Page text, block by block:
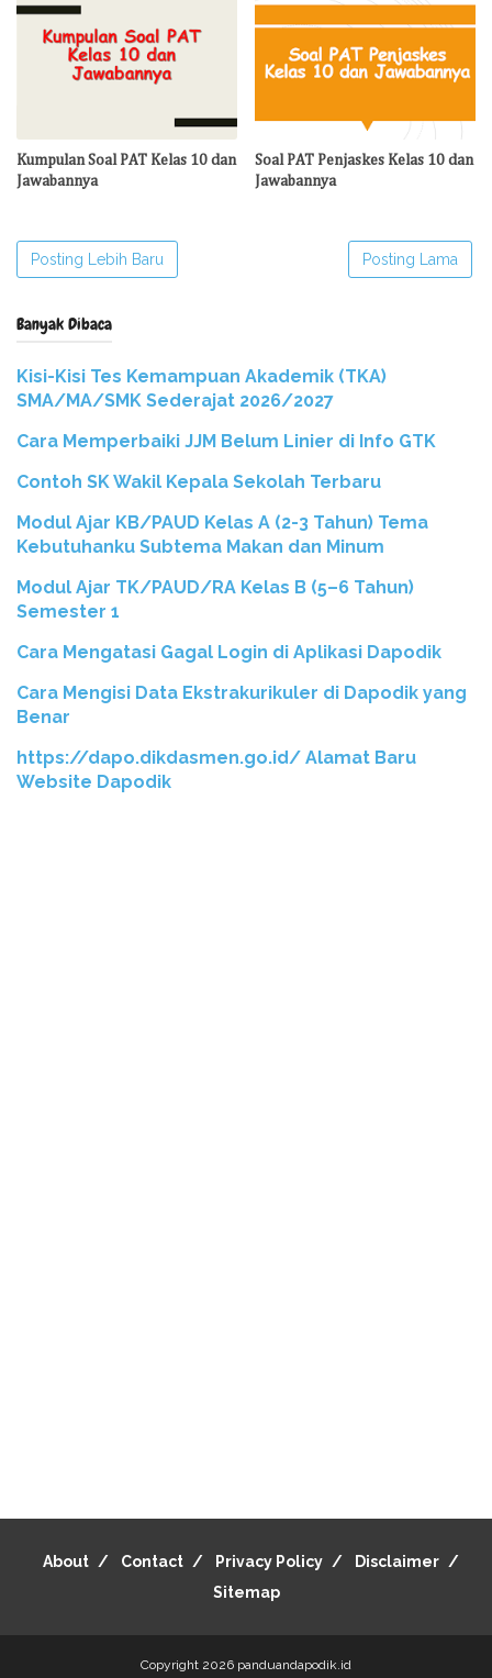
Kumpulan Soal PAT Kelas 10 dan
Jawabannya
Soal PAT Penjaskes Kelas 10 dan
Jawabannya
Posting Lebih Baru Posting Lama
Banyak Dibaca
Kisi-Kisi Tes Kemampuan Akademik (TKA)
SMA/MA/SMK Sederajat 2026/2027
Cara Memperbaiki JJM Belum Linier di Info GTK
Contoh SK Wakil Kepala Sekolah Terbaru
Modul Ajar KB/PAUD Kelas A (2-3 Tahun) Tema
Kebutuhanku Subtema Makan dan Minum
Modul Ajar TK/PAUD/RA Kelas B (5–6 Tahun)
Semester 1
Cara Mengatasi Gagal Login di Aplikasi Dapodik
Cara Mengisi Data Ekstrakurikuler di Dapodik yang
Benar
https://dapo.dikdasmen.go.id/ Alamat Baru
Website Dapodik
About Contact Privacy Policy
Disclaimer
Sitemap
Copyright 2026 panduandapodik.id